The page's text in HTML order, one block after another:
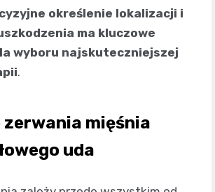
określenie lokalizacji i
ma kluczowe
wyboru najskuteczniejszej
.
zerwania mięśnia
uda